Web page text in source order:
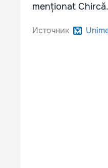
menționat Chircă.
Источник